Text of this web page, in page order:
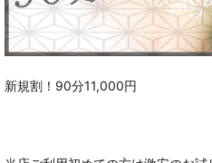
新規割！90分11,000円